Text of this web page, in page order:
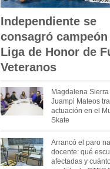
Independiente se
consagró
Liga de Honor de
Veteranos
Magdalena
Juampi Mateos
actuación en el
Skate
Arrancó el paro
docente: qué
afectadas y